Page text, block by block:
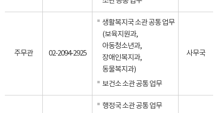
주무관 02-2094-2925
생활복지국 소관 공통 업무
(보육지원과,
아동청소년과,
장애인복지과,
동물복지과)
보건소 소관 공통 업무
사무국
행정국 소관 공통 업무